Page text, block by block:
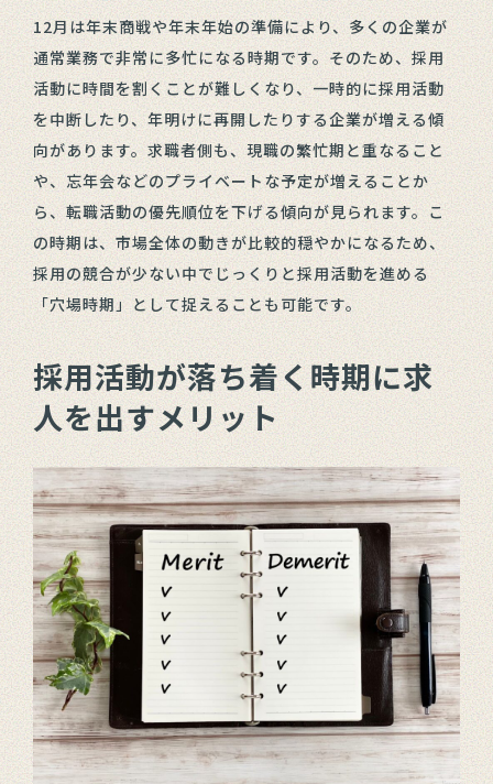
12月は年末商戦や年末年始の準備により、多くの企業が
通常業務で非常に多忙になる時期です。そのため、採用
活動に時間を割くことが難しくなり、一時的に採用活動
を中断したり、年明けに再開したりする企業が増える傾
向があります。求職者側も、現職の繁忙期と重なること
や、忘年会などのプライベートな予定が増えることか
ら、転職活動の優先順位を下げる傾向が見られます。こ
の時期は、市場全体の動きが比較的穏やかになるため、
採用の競合が少ない中でじっくりと採用活動を進める
「穴場時期」として捉えることも可能です。
採用活動が落ち着く時期に求
人を出すメリット